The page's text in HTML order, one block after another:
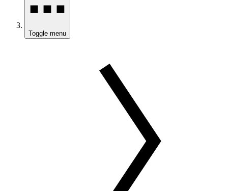
Toggle menu